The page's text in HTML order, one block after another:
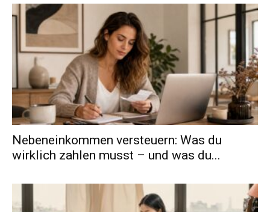
Nebeneinkommen versteuern: Was du
wirklich zahlen musst – und was du...